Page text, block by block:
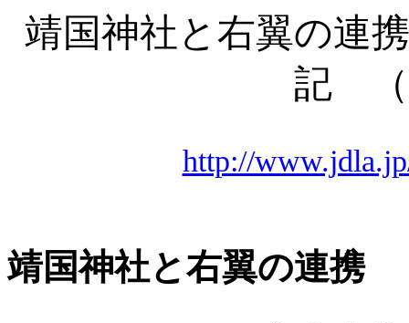
靖国神社と右翼の連
記 （
http://
靖国神社と右翼の連